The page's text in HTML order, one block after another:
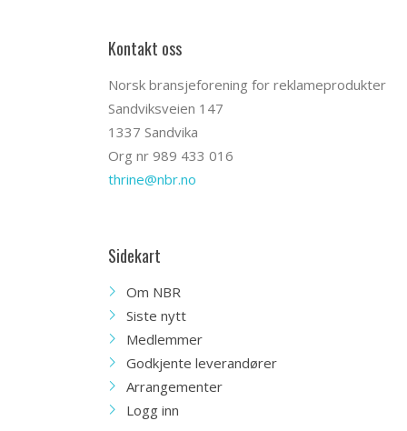
Kontakt oss
Norsk bransjeforening for reklameprodukter
Sandviksveien 147
1337 Sandvika
Org nr 989 433 016
thrine@nbr.no
Sidekart
Om NBR
Siste nytt
Medlemmer
Godkjente leverandører
Arrangementer
Logg inn